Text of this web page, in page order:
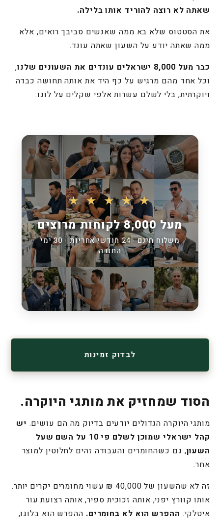
שאתה לא רוצה להוריד אותו בלילה.
את הסטטוס שלא בא ממה שאנשים סביבך רואים, אלא
ממה שאתה יודע על השעון שאתה עונד.
כבר מעל 8,000 ישראלים עונדים את השעונים שלנו
,
וכל אחד מהם מרגיש על כף היד את אותה תחושה כבדה
ויוקרתית, בלי לשלם עשרות אלפי שקלים על לוגו.
★ ★ ★ ★ ★
מעל 8,000 לקוחות מרוצים
משלוח חינם · 24 חודשי אחריות · 30 ימי
החזרה
לבדוק זמינות
הסוד שמחזיק את מותגי היוקרה.
מותגי היוקרה הגדולים יודעים בדיוק מה הם עושים. יש
קהל ישראלי שמוכן לשלם פי 10 על השם שעל
השעון, גם כשהחומרים והעבודה זהים לחלוטין למוצר
אחר.
זה לא שהשעון של 40,000 ₪ עשוי מחומרים יקרים יותר.
אותו קוורץ יפני, אותה זכוכית ספיר, אותה רצועת עור
איטלקי. ההפרש הוא לא בחומרים. ההפרש הוא בלוגו,